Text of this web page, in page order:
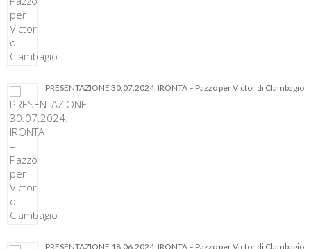
PRESENTAZIONE 30.07.2024: IRONTA – Pazzo per Victor di Clambagio
PRESENTAZIONE 18.06.2024: IRONTA – Pazzo per Victor di Clambagio